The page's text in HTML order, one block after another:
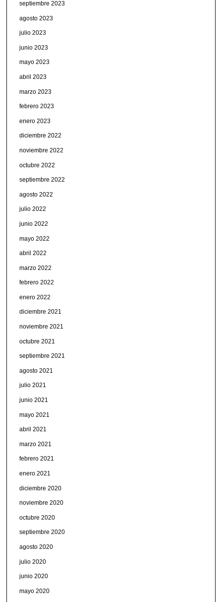
septiembre 2023
agosto 2023
julio 2023
junio 2023
mayo 2023
abril 2023
marzo 2023
febrero 2023
enero 2023
diciembre 2022
noviembre 2022
octubre 2022
septiembre 2022
agosto 2022
julio 2022
junio 2022
mayo 2022
abril 2022
marzo 2022
febrero 2022
enero 2022
diciembre 2021
noviembre 2021
octubre 2021
septiembre 2021
agosto 2021
julio 2021
junio 2021
mayo 2021
abril 2021
marzo 2021
febrero 2021
enero 2021
diciembre 2020
noviembre 2020
octubre 2020
septiembre 2020
agosto 2020
julio 2020
junio 2020
mayo 2020